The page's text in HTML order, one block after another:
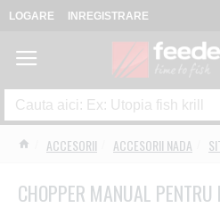
LOGARE INREGISTRARE
ACCESORII ACCESORII NADA
CHOPPER MANUAL